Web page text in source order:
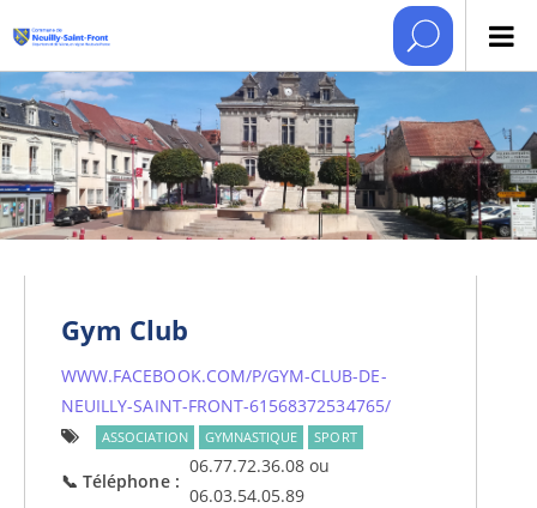
Gym Club
WWW.FACEBOOK.COM/P/GYM-CLUB-DE-
NEUILLY-SAINT-FRONT-61568372534765/
ASSOCIATION GYMNASTIQUE SPORT
Téléphone
06.77.72.36.08 ou
06.03.54.05.89